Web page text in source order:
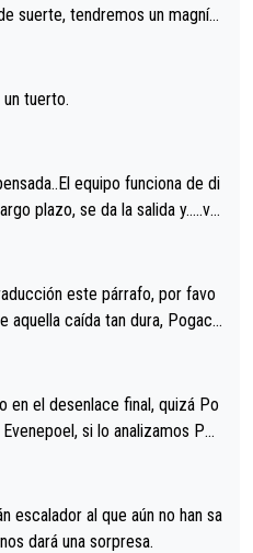
suerte, tendremos un magnífi
tuerto.
equipo funciona de di
plazo, se da la salida y…..ve
vivir estos momentos tan
este párrafo, por favo
aquella caída tan dura, Pogaca
Parecía increíble la forma en l
miedo", recordó."
en el desenlace final, quizá Po
si lo analizamos Poj
con Evenepoel dándose la
más allá de los típicos toqu
a Vingegard. Ahí hubo una in
escalador al que aún no han sa
dice , que nos dará una sorpresa.